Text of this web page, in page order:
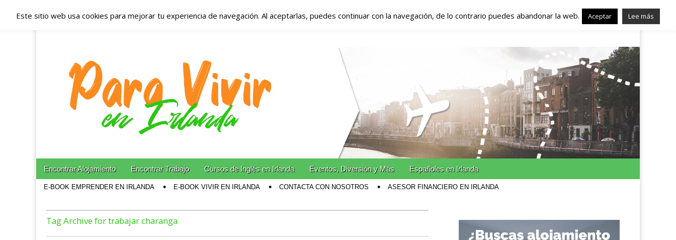
Españoles en Irlanda – Vivir en Irlanda – Trabajo en
Irlanda – Alojamiento en Irlanda
Blog dedicado a los que viven, estudian y trabajan en Irlanda!
Main menu
Skip to content
Encontrar Alojamiento Encontrar Trabajo Cursos de Inglés en Irlanda Eventos, Diversión y Más Españoles en Irlanda
E-BOOK EMPRENDER EN IRLANDA E-BOOK VIVIR EN IRLANDA CONTACTA CON NOSOTROS ASESOR FINANCIERO EN IRLANDA
Tag Archive for trabajar charanga
Este sitio web usa cookies para mejorar tu experiencia de navegación. Al aceptarlas, puedes continuar con la navegación, de lo contrario puedes abandonar la web. Aceptar Lee más